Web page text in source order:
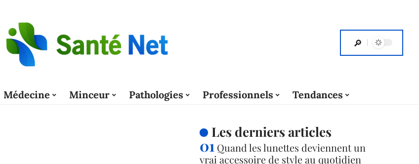
Médecine Minceur Pathologies Professionnels Tendances
Les derniers articles
Quand les lunettes deviennent un
vrai accessoire de style au quotidien